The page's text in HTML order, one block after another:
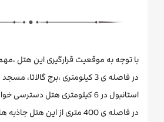
با توجه به موقعیت قرارگیری این هتل
در فاصله ی 3 کیلومتری ،برج گالاتا،
استانبول در 6 کیلومتری هتل
در فاصله ی 400 متری از این هتل